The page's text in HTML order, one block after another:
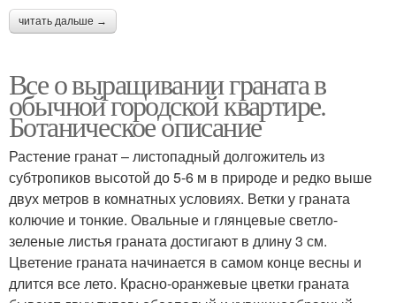
читать дальше →
Все о выращивании граната в
обычной городской квартире.
Ботаническое описание
Растение гранат – листопадный долгожитель из
субтропиков высотой до 5-6 м в природе и редко выше
двух метров в комнатных условиях. Ветки у граната
колючие и тонкие. Овальные и глянцевые светло-
зеленые листья граната достигают в длину 3 см.
Цветение граната начинается в самом конце весны и
длится все лето. Красно-оранжевые цветки граната